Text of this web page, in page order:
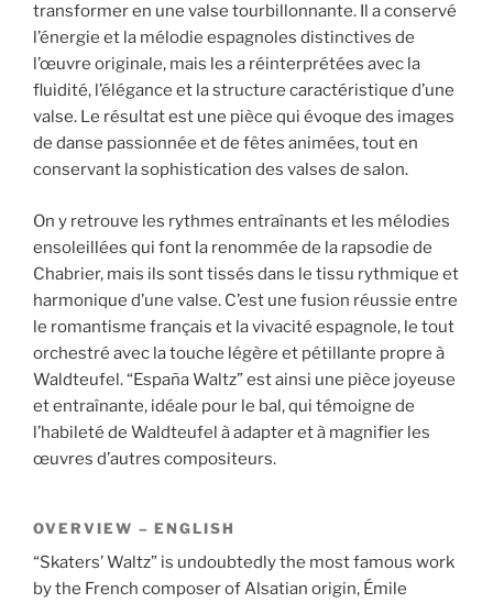
transformer en une valse tourbillonnante. Il a conservé
l’énergie et la mélodie espagnoles distinctives de
l’œuvre originale, mais les a réinterprétées avec la
fluidité, l’élégance et la structure caractéristique d’une
valse. Le résultat est une pièce qui évoque des images
de danse passionnée et de fêtes animées, tout en
conservant la sophistication des valses de salon.
On y retrouve les rythmes entraînants et les mélodies
ensoleillées qui font la renommée de la rapsodie de
Chabrier, mais ils sont tissés dans le tissu rythmique et
harmonique d’une valse. C’est une fusion réussie entre
le romantisme français et la vivacité espagnole, le tout
orchestré avec la touche légère et pétillante propre à
Waldteufel. “España Waltz” est ainsi une pièce joyeuse
et entraînante, idéale pour le bal, qui témoigne de
l’habileté de Waldteufel à adapter et à magnifier les
œuvres d’autres compositeurs.
OVERVIEW – ENGLISH
“Skaters’ Waltz” is undoubtedly the most famous work
by the French composer of Alsatian origin, Émile